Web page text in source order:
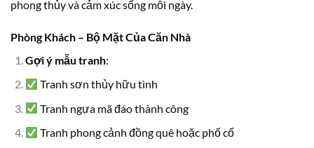
phong thủy và cảm xúc sống mỗi ngày.
Phòng Khách – Bộ Mặt Của Căn Nhà
Gợi ý mẫu tranh:
Tranh sơn thủy hữu tình
Tranh ngựa mã đáo thành công
Tranh phong cảnh đồng quê hoặc phố cổ